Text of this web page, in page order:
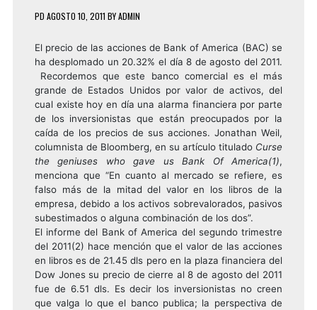
PD AGOSTO 10, 2011 BYADMIN
El precio de las acciones de Bank of America (BAC) se
ha desplomado un 20.32% el día 8 de agosto del 2011.
Recordemos que este banco comercial es el más
grande de Estados Unidos por valor de activos, del
cual existe hoy en día una alarma financiera por parte
de los inversionistas que están preocupados por la
caída de los precios de sus acciones.Jonathan Weil,
columnista de Bloomberg, en su artículo titulado Curse
the geniuses who gave us Bank Of America(1),
menciona que “En cuanto al mercado se refiere, es
falso más de la mitad del valor en los libros de la
empresa, debido a los activos sobrevalorados, pasivos
subestimados o alguna combinación de los dos”.
El informe del Bank of America del segundo trimestre
del 2011(2) hace mención que el valor de las acciones
en libros es de 21.45 dls pero en la plaza financiera del
Dow Jones su precio de cierre al 8 de agosto del 2011
fue de 6.51 dls. Es decir los inversionistas no creen
que valga lo que el banco publica; la perspectiva de